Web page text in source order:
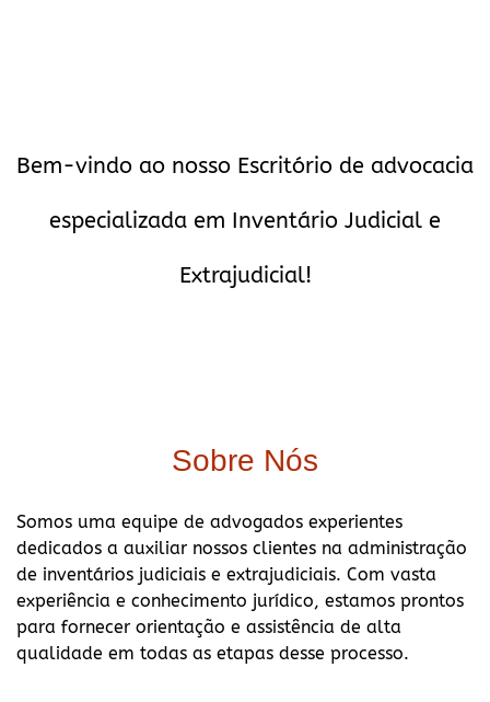
Bem-vindo ao nosso Escritório de advocacia
especializada em Inventário Judicial e
Extrajudicial!
Sobre Nós
Somos uma equipe de advogados experientes
dedicados a auxiliar nossos clientes na administração
de inventários judiciais e extrajudiciais. Com vasta
experiência e conhecimento jurídico, estamos prontos
para fornecer orientação e assistência de alta
qualidade em todas as etapas desse processo.